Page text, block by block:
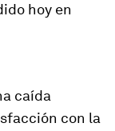
hoy en
caída
con la